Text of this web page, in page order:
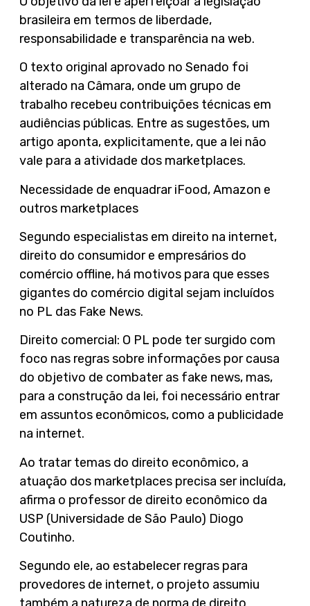
brasileira em termos de liberdade,
responsabilidade e transparência na web.
O texto original aprovado no Senado foi
alterado na Câmara, onde um grupo de
trabalho recebeu contribuições técnicas em
audiências públicas. Entre as sugestões, um
artigo aponta, explicitamente, que a lei não
vale para a atividade dos marketplaces.
Necessidade de enquadrar iFood, Amazon e
outros marketplaces
Segundo especialistas em direito na internet,
direito do consumidor e empresários do
comércio offline, há motivos para que esses
gigantes do comércio digital sejam incluídos
no PL das Fake News.
Direito comercial: O PL pode ter surgido com
foco nas regras sobre informações por causa
do objetivo de combater as fake news, mas,
para a construção da lei, foi necessário entrar
em assuntos econômicos, como a publicidade
na internet.
Ao tratar temas do direito econômico, a
atuação dos marketplaces precisa ser incluída,
afirma o professor de direito econômico da
USP (Universidade de São Paulo) Diogo
Coutinho.
Segundo ele, ao estabelecer regras para
provedores de internet, o projeto assumiu